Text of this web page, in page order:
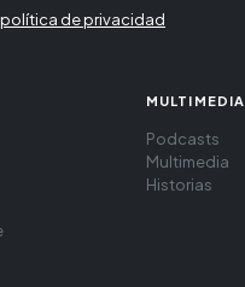
política de privacidad
MULTIMEDIA
Podcasts
Multimedia
Historias